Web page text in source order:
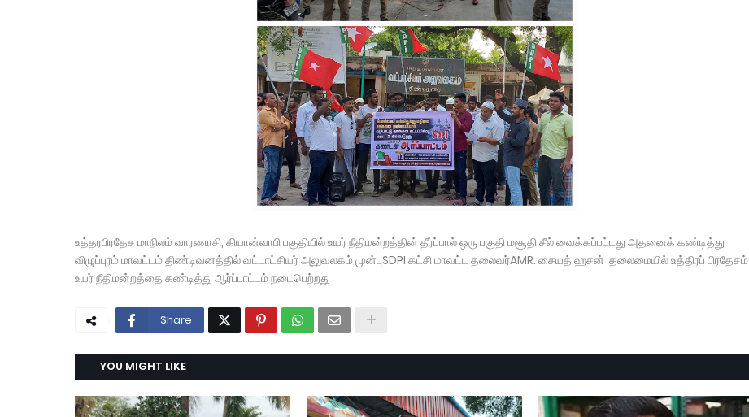
உத்தரபிரதேச மாநிலம் வாரணாசி, கியான்வாபி பகுதியில் உயர் நீதிமன்றத்தின் தீர்ப்பால் ஒரு பகுதி மசூதி சீல் வைக்கப்பட்டது அதனைக் கண்டித்து
விழுப்புரம் மாவட்டம் திண்டிவனத்தில் வட்டாட்சியர் அலுவலகம் முன்புSDPI கட்சி மாவட்ட தலைவர்AMR. சையத் ஹசன் தலைமையில் உத்திரப் பிரதேசம்
உயர் நீதிமன்றத்தை கண்டித்து ஆர்ப்பாட்டம் நடைபெற்றது
Share
YOU MIGHT LIKE